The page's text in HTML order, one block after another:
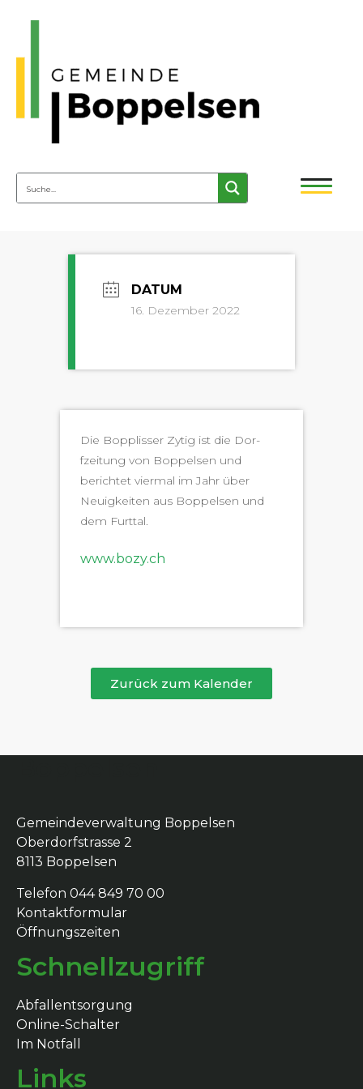
16. Dezember 2022
Die Bop­pliss­er Zytig ist die Dor­
fzeitung von Bop­pelsen und
berichtet vier­mal im Jahr über
Neuigkeit­en aus Bop­pelsen und
dem Furttal.
www.bozy.ch
Zurück zum Kalender
Gemeindeverwaltung Boppelsen
Oberdorfstrasse 2
8113 Boppelsen
Telefon 044 849 70 00
Kontaktformular
Öffnungszeiten
Schnellzugriff
Abfallentsorgung
Online-Schalter
Im Notfall
Links